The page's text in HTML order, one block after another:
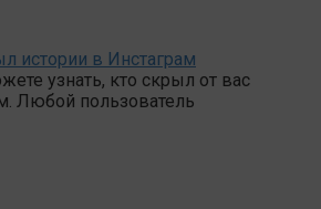
истории в Инстаграм
узнать, кто скрыл от вас
Любой пользователь